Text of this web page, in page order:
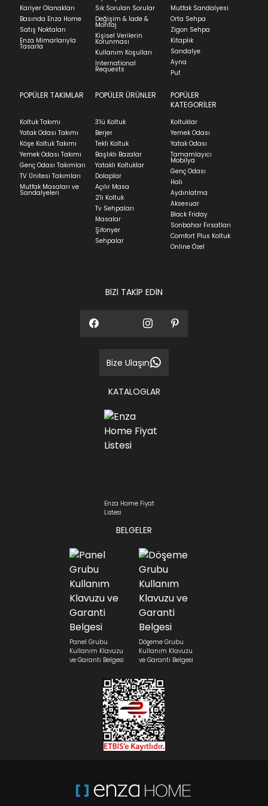
Stock moves super-fast. This look-up is an
indication of where stock might be available but
we can't guarantee it'll be there for long.
faturasıyla birlikte göndermelisiniz.
İadenizin kabul edilmesi için, ürünün hasar
görmemiş, kurulumunun yapılmamış ve
kullanılmamış olması gerekmektedir.
İade ve Değişim bölümünü ziyaret ediniz.
Teslimat
Ev tekstili siparişlerinizin kargoya verilme süresi
ortalama 5-24 iş günüdür.
Yatak siparişlerinizin teslim süresi yaşadığınız şehre
ve ürünün stok durumuna göre ortalama 5-24 iş
günüdür.
Panel ve Döşeme grubu ürün siparişlerinizin teslim
süresi yaşadığınız şehre ve ürünün stok durumuna
göre ortalama 30-45 iş günüdür.
Siparişlerim bölümünden sürecinizi takip edebilirsiniz.
Sıkça Sorulan Sorularbölümünü ziyaret
Kapat
Kariyer Olanakları
Basında Enza Home
Satış Noktaları
Enza Mimarlarıyla
Tasarla
Sık Sorulan Sorular
Değişim & İade &
Montaj
Kişisel Verilerin
Korunması
Kullanım Koşulları
International
Requests
Mutfak Sandalyesi
Orta Sehpa
Zigon Sehpa
Kitaplık
Sandalye
Ayna
Puf
POPÜLER TAKIMLAR
Koltuk Takımı
Yatak Odası Takımı
Köşe Koltuk Takımı
Yemek Odası Takımı
Genç Odası Takımları
TV Ünitesi Takımları
Mutfak Masaları ve
Sandalyeleri
POPÜLER ÜRÜNLER
3'lü Koltuk
Berjer
Tekli Koltuk
Başlıklı Bazalar
Yataklı Koltuklar
Dolaplar
Açılır Masa
2'li Koltuk
Tv Sehpaları
Masalar
Şifonyer
Sehpalar
POPÜLER
KATEGORİLER
Koltuklar
Yemek Odası
Yatak Odası
Tamamlayıcı
Mobilya
Genç Odası
Halı
Aydınlatma
Aksesuar
Black Friday
Sonbahar Fırsatları
Comfort Plus Koltuk
Online Özel
BİZİ TAKİP EDİN
Bize Ulaşın
KATALOGLAR
Enza Home Fiyat
Listesi
BELGELER
Panel Grubu
Kullanım Klavuzu
ve Garanti Belgesi
Döşeme Grubu
Kullanım Klavuzu
ve Garanti Belgesi